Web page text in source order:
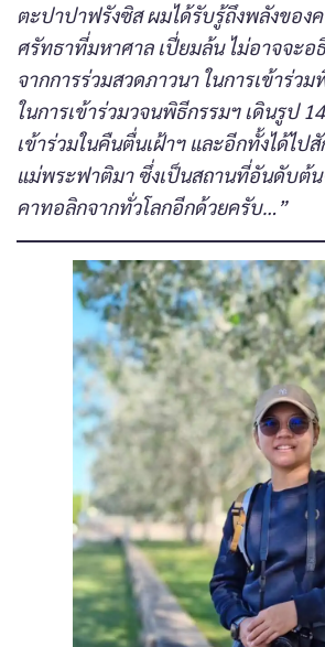
ตะปาปาฟรังซิส ผมได้รับรู้ถึงพลังของ
ศรัทธาที่มหาศาล เปี่ยมล้น ไม่อาจจะอ
จากการร่วมสวดภาวนา ในการเข้าร่ว
ในการเข้าร่วมวจนพิธีกรรมฯ เดินรูป
เข้าร่วมในคืนตื่นเฝ้าฯ และอีกทั้งได้ไป
แม่พระฟาติมา ซึ่งเป็นสถานที่อันดับต้
คาทอลิกจากทั่วโลกอีกด้วยครับ…”